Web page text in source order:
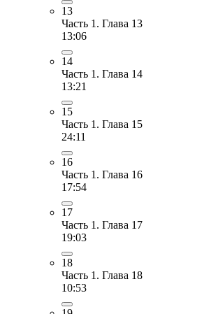
13
Часть 1. Глава 13
13:06
14
Часть 1. Глава 14
13:21
15
Часть 1. Глава 15
24:11
16
Часть 1. Глава 16
17:54
17
Часть 1. Глава 17
19:03
18
Часть 1. Глава 18
10:53